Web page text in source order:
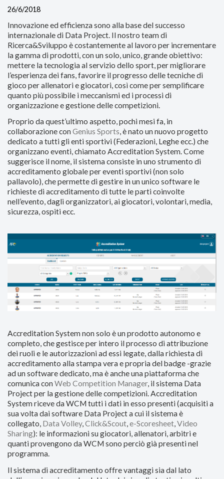
26/6/2018
Innovazione ed efficienza sono alla base del successo
internazionale di Data Project. Il nostro team di
Ricerca&Sviluppo è costantemente al lavoro per incrementare
la gamma di prodotti, con un solo, unico, grande obiettivo:
mettere la tecnologia al servizio dello sport, per migliorare
l’esperienza dei fans, favorire il progresso delle tecniche di
gioco per allenatori e giocatori, così come per semplificare
quanto più possibile i meccanismi ed i processi di
organizzazione e gestione delle competizioni.
Proprio da quest’ultimo aspetto, pochi mesi fa, in
collaborazione con Genius Sports, è nato un nuovo progetto
dedicato a tutti gli enti sportivi (Federazioni, Leghe ecc.) che
organizzano eventi, chiamato Accreditation System. Come
suggerisce il nome, il sistema consiste in uno strumento di
accreditamento globale per eventi sportivi (non solo
pallavolo), che permette di gestire in un unico software le
richieste di accreditamento di tutte le parti coinvolte
nell’evento, dagli organizzatori, ai giocatori, volontari, media,
sicurezza, ospiti ecc.
Accreditation System non solo è un prodotto autonomo e
completo, che gestisce per intero il processo di attribuzione
dei ruoli e le autorizzazioni ad essi legate, dalla richiesta di
accreditamento alla stampa vera e propria del badge -grazie
ad un software dedicato, ma è anche una piattaforma che
comunica con Web Competition Manager, il sistema Data
Project per la gestione delle competizioni. Accreditation
System riceve da WCM tutti i dati in esso presenti (acquisiti a
sua volta dai software Data Project a cui il sistema è
collegato, Data Volley,Click&Scout,e-Scoresheet,Video
Sharing): le informazioni su giocatori, allenatori, arbitri e
quanti provengono da WCM sono perciò già presenti nel
programma.
Il sistema di accreditamento offre vantaggi sia dal lato